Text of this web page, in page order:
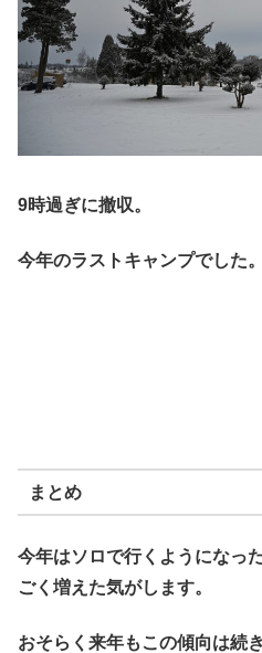
9時過ぎに撤収。
今年のラストキャンプでした。
まとめ
今年はソロで行くようになっ
ごく増えた気がします。
おそらく来年もこの傾向は続き